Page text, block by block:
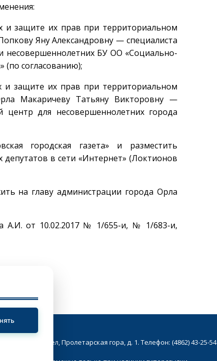
и защите их прав при территориальном
Яну Александровну — специалиста
несовершеннолетних БУ ОО «Социально-
(по согласованию);
и защите их прав при территориальном
Макаричеву Татьяну Викторовну —
центр для несовершеннолетних города
городская газета» и разместить
в сети «Интернет» (Локтионов
на главу администрации города Орла
А.И. от 10.02.2017 № 1/655-и, № 1/683-и,
г.Орел, Пролетарская гора, д. 1. Телефон: (4862) 43-25-54